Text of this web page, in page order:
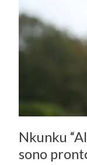
Nkunku
sono
per
vincere